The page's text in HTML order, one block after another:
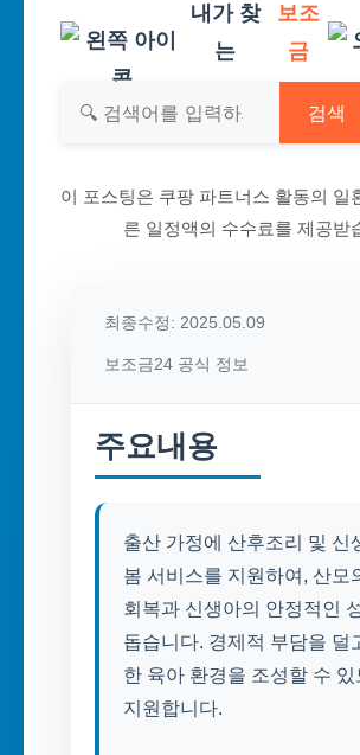
내가 찾
는
보조
금
검색
이 포스팅은 쿠팡 파트너스 활동의 일
른 일정액의 수수료를 제공받
최종수정: 2025.05.09
보조금24 공식 정보
주요내용
출산 가정에 산후조리 및 신
봄 서비스를 지원하여, 산모
회복과 신생아의 안정적인
돕습니다. 경제적 부담을 덜
한 육아 환경을 조성할 수 있
지원합니다.